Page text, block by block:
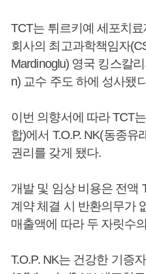
TCT는 튀르키예 세포치
회사의 최고과학책임자
Mardinoglu) 영국 킹스칼
n) 교수 주도 하에 성사됐
이번 의향서에 따라 TCT
합)에서 T.O.P. NK(동종
권리를 갖게 됐다.
개발 및 임상 비용은 전액
계약 체결 시 반환의무가
매출액에 따라 두 자릿수
T.O.P. NK는 건강한 기증